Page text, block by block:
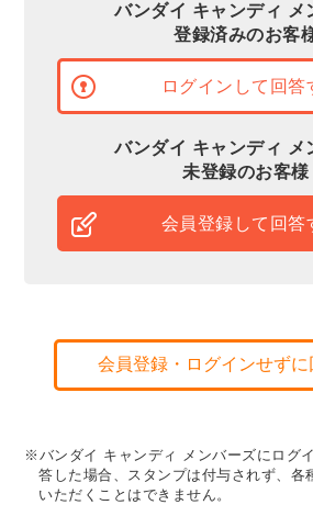
バンダイ キャンディ メ
登録済みのお客
ログインして回答
バンダイ キャンディ メ
未登録のお客様
会員登録して回答
会員登録・ログインせずに
※バンダイ キャンディ メンバーズにログ
答した場合、スタンプは付与されず、各
いただくことはできません。